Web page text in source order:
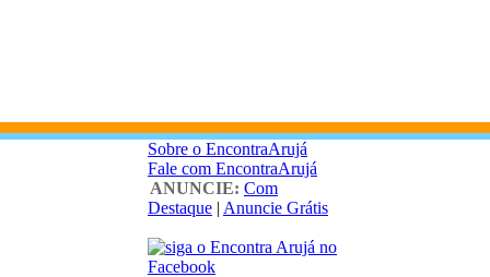
Sobre o EncontraArujá
Fale com EncontraArujá
ANUNCIE: Com
Destaque | Anuncie Grátis